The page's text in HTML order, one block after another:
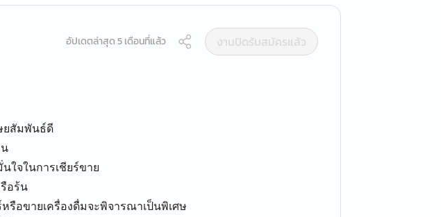
อัปเดตล่าสุด 5 เดือนที่แล้ว
งานปิดรับสมัครแล้ว
ยสัมพันธ์ดี
ใจในการเชียร์ขาย
อร้น
รือขายเครื่องดื่มจะพิจารณาเป็นพิเศษ